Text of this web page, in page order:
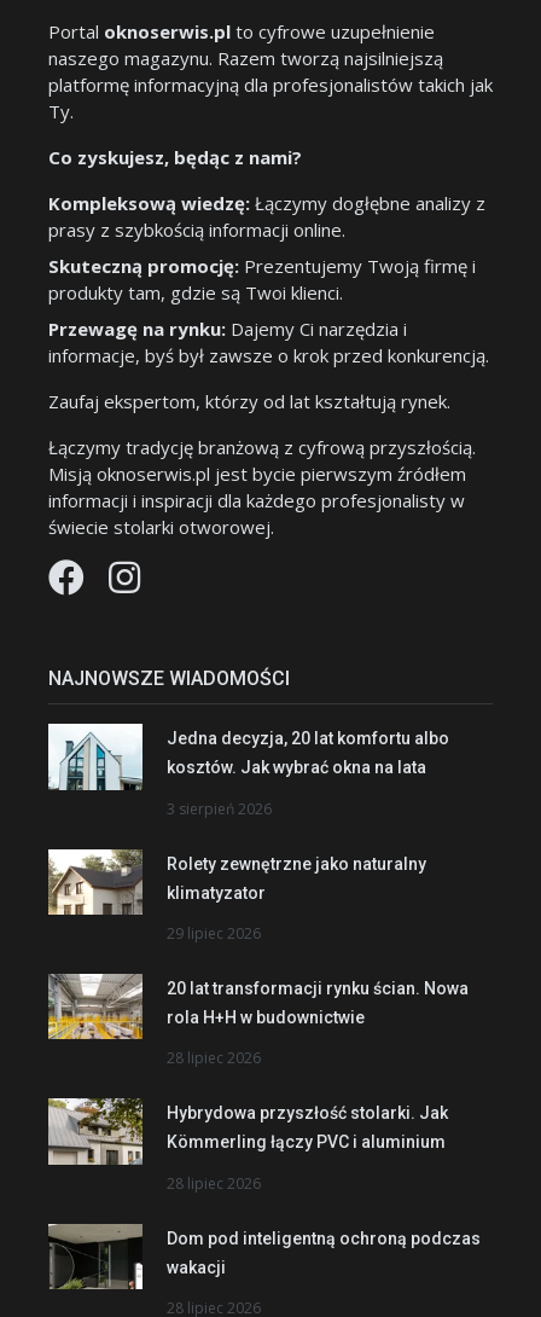
Portal oknoserwis.pl to cyfrowe uzupełnienie
naszego magazynu. Razem tworzą najsilniejszą
platformę informacyjną dla profesjonalistów takich jak
Ty.
Co zyskujesz, będąc z nami?
Kompleksową wiedzę: Łączymy dogłębne analizy z
prasy z szybkością informacji online.
Skuteczną promocję: Prezentujemy Twoją firmę i
produkty tam, gdzie są Twoi klienci.
Przewagę na rynku: Dajemy Ci narzędzia i
informacje, byś był zawsze o krok przed konkurencją.
Zaufaj ekspertom, którzy od lat kształtują rynek.
Łączymy tradycję branżową z cyfrową przyszłością.
Misją oknoserwis.pl jest bycie pierwszym źródłem
informacji i inspiracji dla każdego profesjonalisty w
świecie stolarki otworowej.
NAJNOWSZE WIADOMOŚCI
Jedna decyzja, 20 lat komfortu albo
kosztów. Jak wybrać okna na lata
3 sierpień 2026
Rolety zewnętrzne jako naturalny
klimatyzator
29 lipiec 2026
20 lat transformacji rynku ścian. Nowa
rola H+H w budownictwie
28 lipiec 2026
Hybrydowa przyszłość stolarki. Jak
Kömmerling łączy PVC i aluminium
28 lipiec 2026
Dom pod inteligentną ochroną podczas
wakacji
28 lipiec 2026